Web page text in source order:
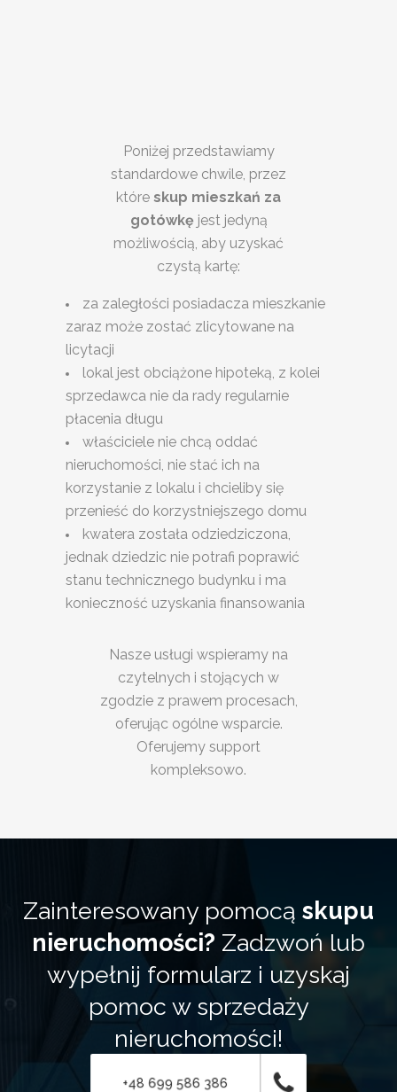
Poniżej przedstawiamy
standardowe chwile, przez
które skup mieszkań za
gotówkęjest jedyną
możliwością, aby uzyskać
czystą kartę:
za zaległości posiadacza mieszkanie
zaraz może zostać zlicytowane na
licytacji
lokal jest obciążone hipoteką, z kolei
sprzedawca nie da rady regularnie
płacenia długu
właściciele nie chcą oddać
nieruchomości, nie stać ich na
korzystanie z lokalu i chcieliby się
przenieść do korzystniejszego domu
kwatera została odziedziczona,
jednak dziedzic nie potrafi poprawić
stanu technicznego budynku i ma
konieczność uzyskania finansowania
Nasze usługi wspieramy na
czytelnych i stojących w
zgodzie z prawem procesach,
oferując ogólne wsparcie.
Oferujemy support
kompleksowo.
Zainteresowany pomocą skupu
nieruchomości? Zadzwoń lub
wypełnij formularz i uzyskaj
pomoc w sprzedaży
nieruchomości!
+48 699 586 386